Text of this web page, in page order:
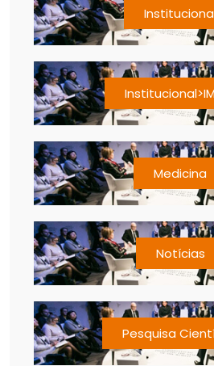
Medicina
Notícias
Pesquisa